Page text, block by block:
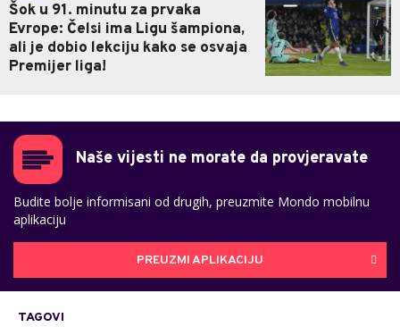
Šok u 91. minutu za prvaka
Evrope: Čelsi ima Ligu šampiona,
ali je dobio lekciju kako se osvaja
Premijer liga!
Naše vijesti ne morate da provjeravate
Budite bolje informisani od drugih, preuzmite Mondo mobilnu
aplikaciju
PREUZMI APLIKACIJU
TAGOVI